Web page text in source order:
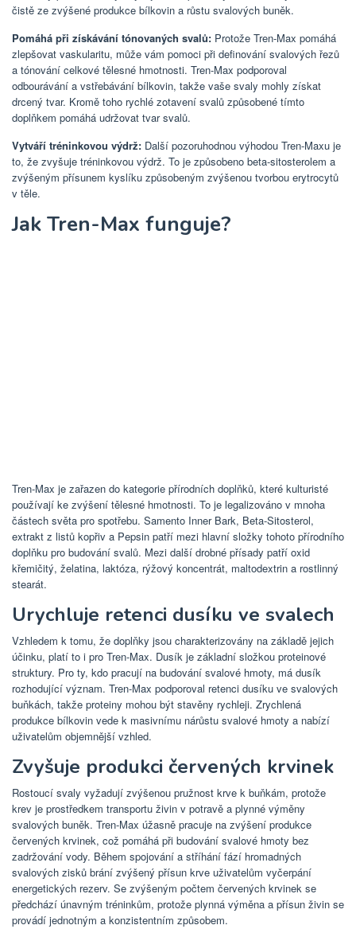
čistě ze zvýšené produkce bílkovin a růstu svalových buněk.
Pomáhá při získávání tónovaných svalů: Protože Tren-Max pomáhá
zlepšovat vaskularitu, může vám pomoci při definování svalových řezů
a tónování celkové tělesné hmotnosti. Tren-Max podporoval
odbourávání a vstřebávání bílkovin, takže vaše svaly mohly získat
drcený tvar. Kromě toho rychlé zotavení svalů způsobené tímto
doplňkem pomáhá udržovat tvar svalů.
Vytváří tréninkovou výdrž: Další pozoruhodnou výhodou Tren-Maxu je
to, že zvyšuje tréninkovou výdrž. To je způsobeno beta-sitosterolem a
zvýšeným přísunem kyslíku způsobeným zvýšenou tvorbou erytrocytů
v těle.
Jak Tren-Max funguje?
Tren-Max je zařazen do kategorie přírodních doplňků, které kulturisté
používají ke zvýšení tělesné hmotnosti. To je legalizováno v mnoha
částech světa pro spotřebu. Samento Inner Bark, Beta-Sitosterol,
extrakt z listů kopřiv a Pepsin patří mezi hlavní složky tohoto přírodního
doplňku pro budování svalů. Mezi další drobné přísady patří oxid
křemičitý, želatina, laktóza, rýžový koncentrát, maltodextrin a rostlinný
stearát.
Urychluje retenci dusíku ve svalech
Vzhledem k tomu, že doplňky jsou charakterizovány na základě jejich
účinku, platí to i pro Tren-Max. Dusík je základní složkou proteinové
struktury. Pro ty, kdo pracují na budování svalové hmoty, má dusík
rozhodující význam. Tren-Max podporoval retenci dusíku ve svalových
buňkách, takže proteiny mohou být stavěny rychleji. Zrychlená
produkce bílkovin vede k masivnímu nárůstu svalové hmoty a nabízí
uživatelům objemnější vzhled.
Zvyšuje produkci červených krvinek
Rostoucí svaly vyžadují zvýšenou pružnost krve k buňkám, protože
krev je prostředkem transportu živin v potravě a plynné výměny
svalových buněk. Tren-Max úžasně pracuje na zvýšení produkce
červených krvinek, což pomáhá při budování svalové hmoty bez
zadržování vody. Během spojování a stříhání fází hromadných
svalových zisků brání zvýšený přísun krve uživatelům vyčerpání
energetických rezerv. Se zvýšeným počtem červených krvinek se
předchází únavným tréninkům, protože plynná výměna a přísun živin se
provádí jednotným a konzistentním způsobem.